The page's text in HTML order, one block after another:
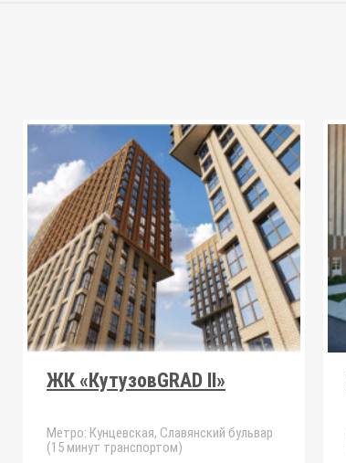
ЖК «КутузовGRAD II»
Метро: Кунцевская, Славянский бульвар
(15 минут транспортом)